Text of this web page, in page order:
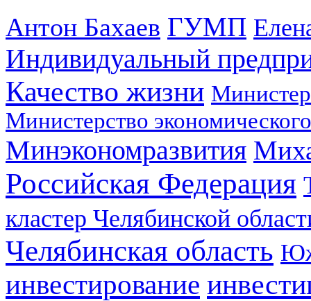
Антон Бахаев ГУМП
Индивидуальный
Качество жизни
Министерство
Минэкономразвития
Российская Федерация
кластер Челябинской
Челябинская область
инвестирование